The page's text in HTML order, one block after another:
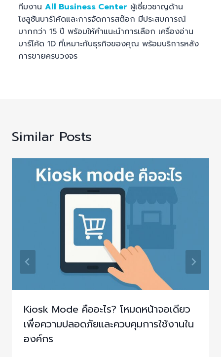
ทีมงานAll Business Center ผู้เชี่ยวชาญด้าน
โซลูชันบาร์โค้ดและการจัดการสต๊อก มีประสบการณ์
มากกว่า 15 ปี พร้อมให้คำแนะนำการเลือก เครื่องอ่าน
บาร์โค้ด 1D ที่เหมาะกับธุรกิจของคุณ พร้อมบริการหลัง
การขายครบวงจร
Similar Posts
Kiosk Mode คืออะไร? โหมดหน้าจอเดียว
เพื่อความปลอดภัยและควบคุมการใช้งานใน
องค์กร